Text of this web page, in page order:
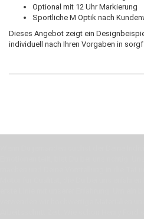
Optional mit 12 Uhr Markierung
Sportliche M Optik nach
Dieses Angebot zeigt ein
individuell nach Ihren Vorgaben in